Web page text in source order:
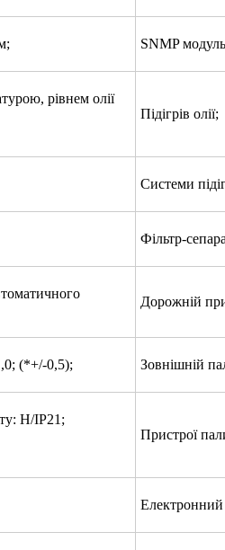
SNMP
рівнем олії
Підігрів олії;
Системи
Фільтр-
Дорожній
(*+/-0,5); Зовнішній
H/IP21;
Пристрої
Електронний